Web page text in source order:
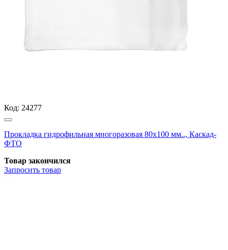
Код: 24277
Прокладка гидрофильная многоразовая 80x100 мм.., Каскад-
ФТО
Товар закончился
Запросить товар